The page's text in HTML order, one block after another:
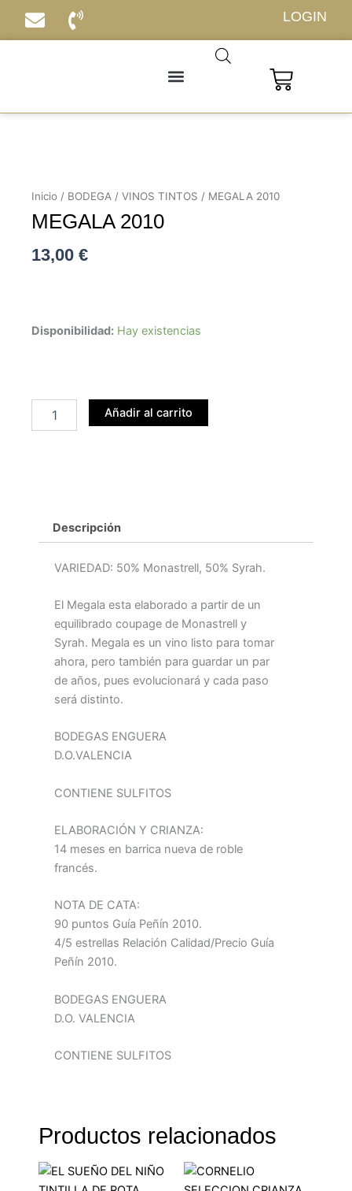
LOGIN
Carrito
Inicio / BODEGA / VINOS TINTOS / MEGALA 2010
MEGALA 2010
13,00 €
Disponibilidad: Hay existencias
MEGALA
Añadir al carrito
Descripción
VARIEDAD: 50% Monastrell, 50% Syrah.
El Megala esta elaborado a partir de un
equilibrado coupage de Monastrell y
Syrah. Megala es un vino listo para tomar
ahora, pero también para guardar un par
de años, pues evolucionará y cada paso
será distinto.
BODEGAS ENGUERA
D.O.VALENCIA
CONTIENE SULFITOS
ELABORACIÓN Y CRIANZA:
14 meses en barrica nueva de roble
francés.
NOTA DE CATA:
90 puntos Guía Peñín 2010.
4/5 estrellas Relación Calidad/Precio Guía
Peñín 2010.
BODEGAS ENGUERA
D.O. VALENCIA
CONTIENE SULFITOS
Productos relacionados